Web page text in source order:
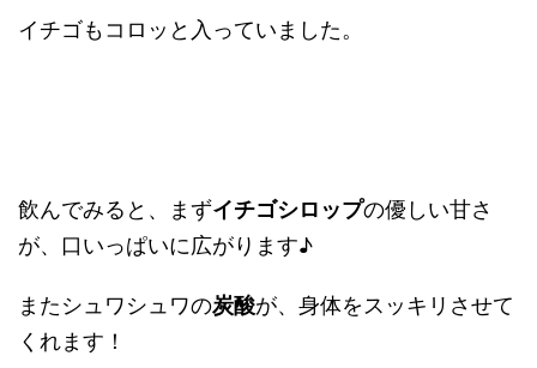
イチゴもコロッと入っていました。
飲んでみると、まずイチゴシロップの優しい甘さ
が、口いっぱいに広がります♪
またシュワシュワの炭酸が、身体をスッキリさせて
くれます！